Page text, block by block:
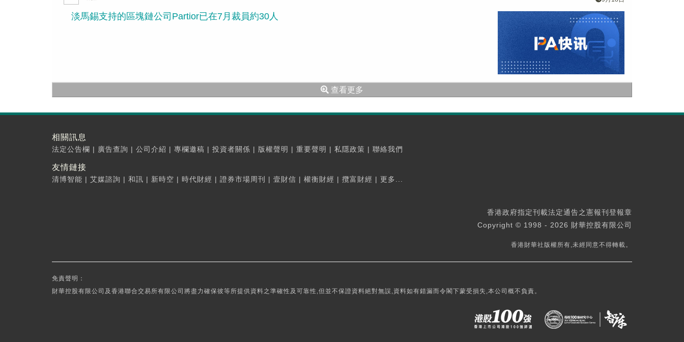
淡馬錫支持的區塊鏈公司Partior已在7月裁員約30人
查看更多
相關訊息
法定公告欄 | 廣告查詢 | 公司介紹 | 專欄邀稿 | 投資者關係 | 版權聲明 | 重要聲明 | 私隱政策 | 聯絡我們
友情鏈接
清博智能 | 艾媒諮詢 | 和訊 | 新時空 | 時代財經 | 證券市場周刊 | 壹財信 | 權衡財經 | 攬富財經 | 更多...
香港政府指定刊載法定通告之憲報刊登報章
Copyright © 1998 - 2026 財華控股有限公司
香港財華社版權所有,未經同意不得轉載。
免責聲明：
財華控股有限公司及香港聯合交易所有限公司將盡力確保彼等所提供資料之準確性及可靠性,但並不保證資料絕對無誤,資料如有錯漏而令閣下蒙受損失,本公司概不負責。